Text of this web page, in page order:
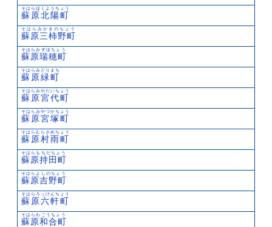
蘇原北陽町
そはらほくようちょう
蘇原三柿野町
そはらみかきのちょう
蘇原瑞穂町
そはらみずほちょう
蘇原緑町
そはらみどりまち
蘇原宮代町
そはらみやだいちょう
蘇原宮塚町
そはらみやづかちょう
蘇原村雨町
そはらむらさめちょう
蘇原持田町
そはらもちだちょう
蘇原吉野町
そはらよしのちょう
蘇原六軒町
そはらろっけんちょう
蘇原和合町
そはらわごうちょう